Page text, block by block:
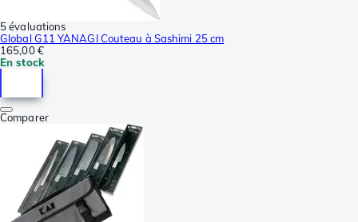
5 évaluations
Global G11 YANAGI Couteau à Sashimi 25 cm
165,00 €
En stock
Comparer